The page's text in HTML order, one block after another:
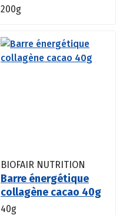
200g
BIOFAIR NUTRITION
Barre énergétique
collagène cacao 40g
40g